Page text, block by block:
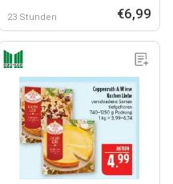
23 Stunden €6,99